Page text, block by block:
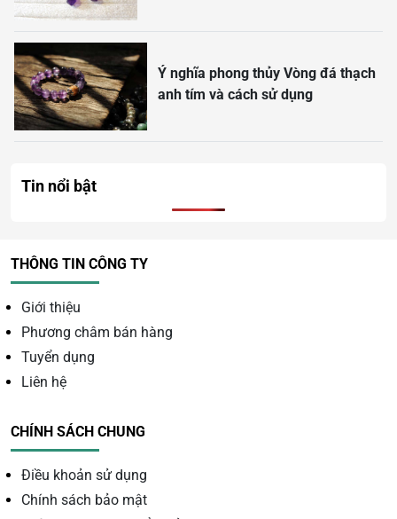
Ý nghĩa phong thủy Vòng đá thạch
anh tím và cách sử dụng
Tin nổi bật
THÔNG TIN CÔNG TY
Giới thiệu
Phương châm bán hàng
Tuyển dụng
Liên hệ
CHÍNH SÁCH CHUNG
Điều khoản sử dụng
Chính sách bảo mật